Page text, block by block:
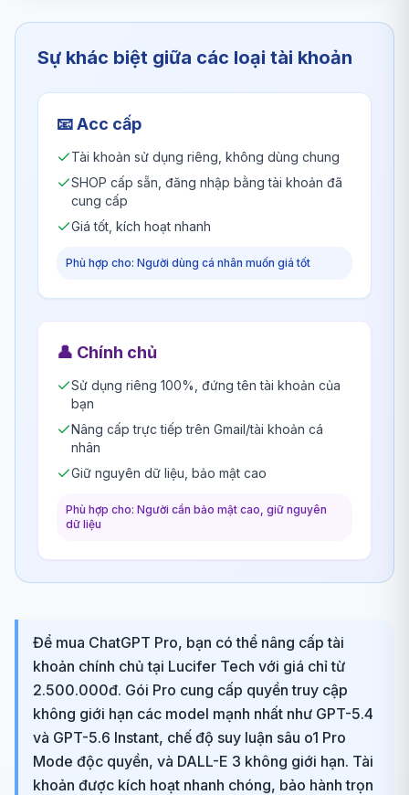
Sự khác biệt giữa các loại tài khoản
📧Acc cấp
Tài khoản sử dụng riêng, không dùng chung
SHOP cấp sẵn, đăng nhập bằng tài khoản đã
cung cấp
Giá tốt, kích hoạt nhanh
Phù hợp cho: Người dùng cá nhân muốn giá tốt
👤 Chính chủ
Sử dụng riêng 100%, đứng tên tài khoản của
bạn
Nâng cấp trực tiếp trên Gmail/tài khoản cá
nhân
Giữ nguyên dữ liệu, bảo mật cao
Phù hợp cho: Người cần bảo mật cao, giữ nguyên
dữ liệu
Để mua ChatGPT Pro, bạn có thể nâng cấp tài
khoản chính chủ tại Lucifer Tech với giá chỉ từ
2.500.000đ. Gói Pro cung cấp quyền truy cập
không giới hạn các model mạnh nhất như GPT-5.4
và GPT-5.6 Instant, chế độ suy luận sâu o1 Pro
Mode độc quyền, và DALL-E 3 không giới hạn. Tài
khoản được kích hoạt nhanh chóng, bảo hành trọn